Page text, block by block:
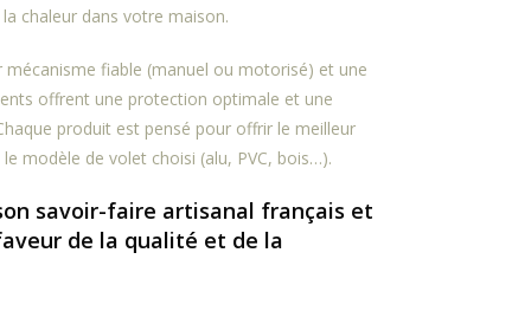
chaleur dans votre maison.
mécanisme fiable (manuel ou motorisé) et une
offrent une protection optimale et une
produit est pensé pour offrir le meilleur
modèle de volet choisi (alu, PVC, bois…).
savoir-faire artisanal français et
de la qualité et de la